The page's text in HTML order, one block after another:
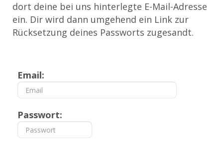
dort deine bei uns hinterlegte E-Mail-Adresse
ein. Dir wird dann umgehend ein Link zur
Rücksetzung deines Passworts zugesandt.
Email:
Passwort: